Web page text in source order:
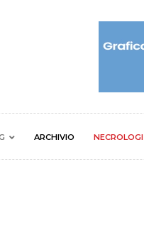
ARCHIVIO NECROLOGI